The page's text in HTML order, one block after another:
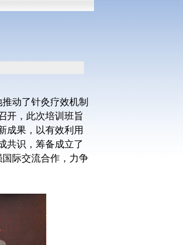
动了针灸疗效机制
开，此次培训班旨
成果，以有效利用
共识，筹备成立了
际交流合作，力争